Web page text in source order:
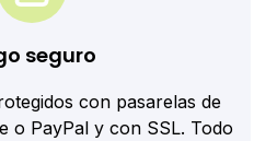
seguro
con pasarelas de
o PayPal y con SSL. Todo